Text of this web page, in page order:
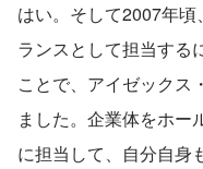
はい。そして2007年
ランスとして担当する
ことで、アイゼックス
ました。企業体をホー
に担当して、自分自身